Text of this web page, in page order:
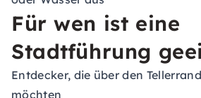
Für wen ist eine
Stadtführung
Entdecker, die über den
möchten